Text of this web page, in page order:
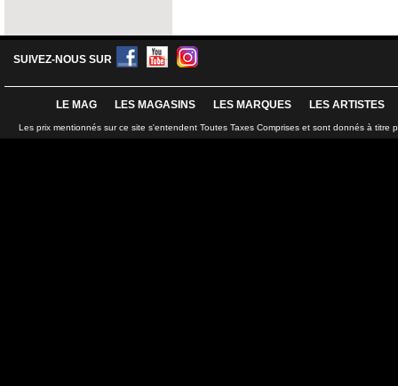
SUIVEZ-NOUS SUR
LE MAG LES MAGASINS LES MARQUES LES ARTISTES
Les prix mentionnés sur ce site s'entendent Toutes Taxes Comprises et sont donnés à